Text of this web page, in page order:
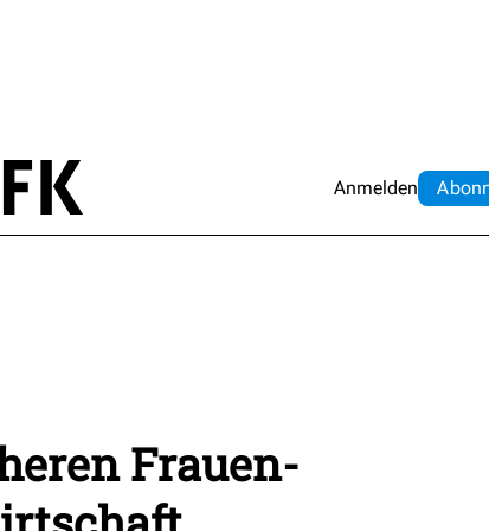
Anmelden Abo
Frauen-